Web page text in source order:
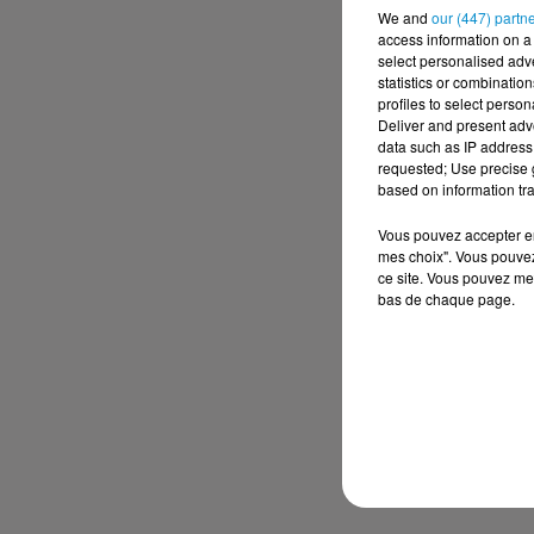
We and our (447)
access information on
select personalised
statistics or
profiles to select
Deliver and present
data such as IP
requested; Use precise
based on information
Vous pouvez accepter
mes choix". Vous
ce site. Vous pouvez
bas de chaque page.